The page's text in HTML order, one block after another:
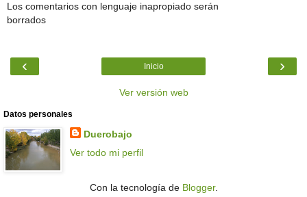
Los comentarios con lenguaje inapropiado serán
borrados
‹ ›
Inicio
Ver versión web
Datos personales
Duerobajo
Ver todo mi perfil
Con la tecnología de Blogger.